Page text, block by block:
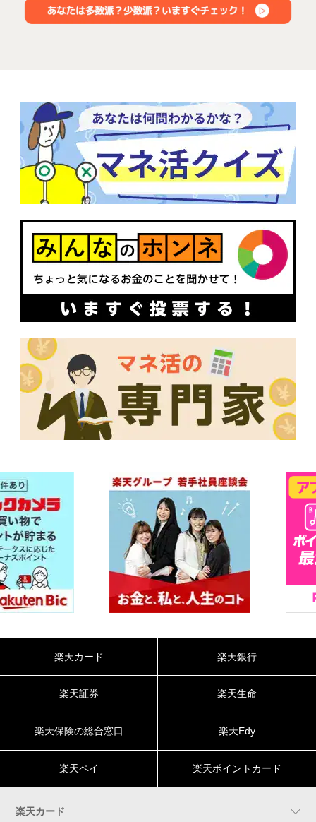
楽天カード 楽天銀行
楽天証券 楽天生命
楽天保険の総合窓口 楽天Edy
楽天ペイ 楽天ポイントカード
楽天カード